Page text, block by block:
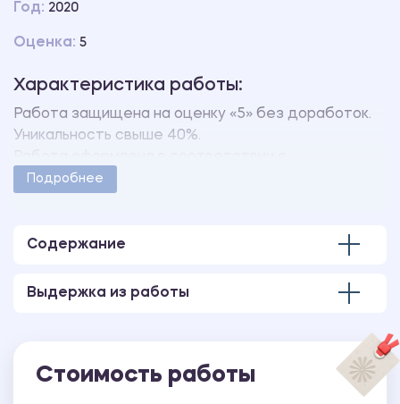
Год: 2020
Оценка: 5
Характеристика работы:
Работа защищена на оценку «5» без доработок.
Уникальность свыше 40%.
методическими указаниями учебного заведения.
Подробнее
Содержание
Выдержка из работы
Стоимость работы